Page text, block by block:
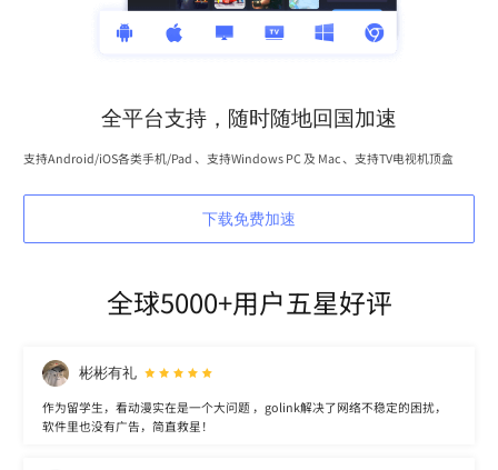
全平台支持，随时随地回国加速
支持Android/iOS各类手机/Pad 、支持Windows PC 及 Mac 、支持TV电视机顶盒
下载免费加速
全球5000+用户五星好评
彬彬有礼
作为留学生，看动漫实在是一个大问题 ，golink解决了网络不稳定的困扰，
软件里也没有广告，简直救星！